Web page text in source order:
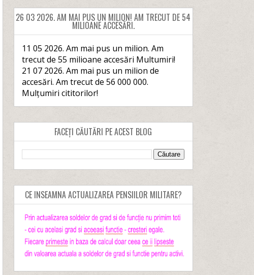
26 03 2026. AM MAI PUS UN MILION! AM TRECUT DE 54
MILIOANE ACCESĂRI.
11 05 2026. Am mai pus un milion. Am
trecut de 55 milioane accesări Multumiri!
21 07 2026. Am mai pus un milion de
accesări. Am trecut de 56 000 000.
Mulțumiri cititorilor!
FACEȚI CĂUTĂRI PE ACEST BLOG
CE INSEAMNA ACTUALIZAREA PENSIILOR MILITARE?